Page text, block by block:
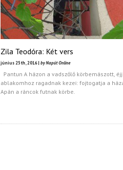
Zila Teodóra: Két vers
június 25th, 2016 | by Napút Online
Pantun A házon a vadszőlő körbemászott,
ablakomhoz ragadnak kezei: fojtogatja a
Apán a ráncok futnak körbe.